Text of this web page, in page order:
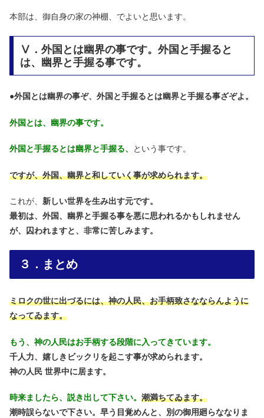
本部は、御自身の家の神棚、でよいと思います。
Ⅴ．外国とは幽界の事です。外国と手握ると
は、幽界と手握る事です。
●外国とは幽界の事ぞ、外国と手握るとは幽界と手握る事ざぞよ。
外国とは、幽界の事です。
外国と手握るとは幽界と手握る、 という事です。
ですが、外国、幽界と和していく事が求められます。
これが、 新しい世界を生み出す元です。
最初は、外国、幽界と手握る事を悪に思われるかもしれません
が、囚われますと、非常に苦しみます。
３．まとめ
ミロクの世に出づるには、神の人民、お手柄致さなならんように
なってゐます。
もう、神の人民はお手柄する段階に入ってきています。
千人力、嬉しきビックリを起こす事が求められます。
神の人民 世界中に居ます。
時来ましたら、説き出して下さい。 潮満ちてゐます。
潮時誤らないで下さい。早う目覚めんと、別の御用廻らななりま